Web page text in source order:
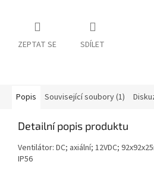
ZEPTAT SE SDÍLET
Popis Související soubory (1)
Detailní popis produktu
Ventilátor: DC; axiální; 12VDC;
IP56